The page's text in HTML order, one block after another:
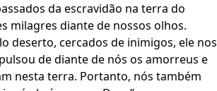
da escravidão na terra do
milagres diante de nossos olhos.
deserto, cercados de inimigos, ele nos
de diante de nós os amorreus e
nesta terra. Portanto, nós também